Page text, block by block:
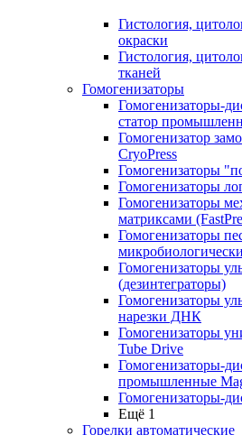
Гистология,
окраски
Гистология,
тканей
Гомогенизаторы
Гомогенизаторы-
статор
Гомогенизатор
CryoPress
Гомогенизаторы
Гомогенизаторы
Гомогенизаторы
матриксами
Гомогенизаторы
Гомогенизаторы
(дезинтеграторы)
Гомогенизаторы
нарезки ДНК
Гомогенизаторы
Tube Drive
Гомогенизаторы-
промышленные
Гомогенизаторы-
Ещё 1
Горелки автоматические